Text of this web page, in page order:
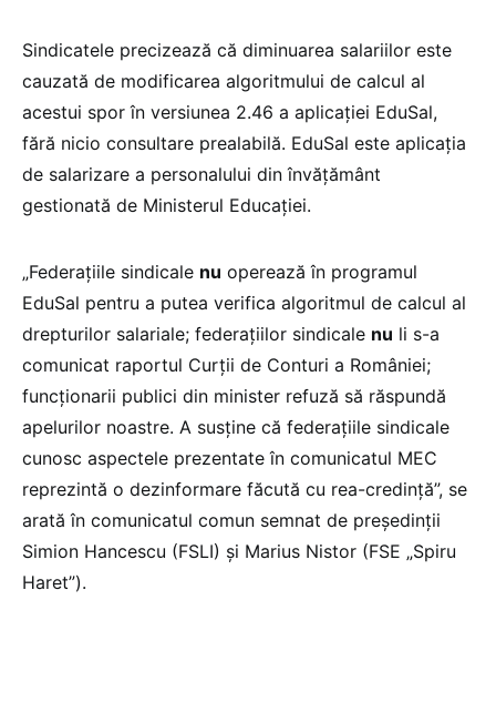
Sindicatele precizează că diminuarea salariilor este
cauzată de modificarea algoritmului de calcul al
acestui spor în versiunea 2.46 a aplicației EduSal,
fără nicio consultare prealabilă. EduSal este aplicația
de salarizare a personalului din învățământ
gestionată de Ministerul Educației.
„Federațiile sindicale nu operează în programul
EduSal pentru a putea verifica algoritmul de calcul al
drepturilor salariale; federațiilor sindicale nu li s-a
comunicat raportul Curții de Conturi a României;
funcționarii publici din minister refuză să răspundă
apelurilor noastre. A susține că federațiile sindicale
cunosc aspectele prezentate în comunicatul MEC
reprezintă o dezinformare făcută cu rea-credință”, se
arată în comunicatul comun semnat de președinții
Simion Hancescu (FSLI) și Marius Nistor (FSE „Spiru
Haret”).